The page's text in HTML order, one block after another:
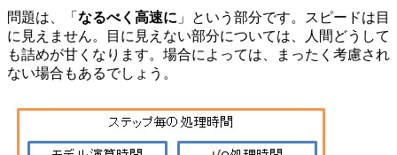
問題は、「 なるべく高速に 」という部分です。スピードは目
に見えません。目に見えない部分については、人間どうして
も詰めが甘くなります。場合によっては、まったく考慮され
ない場合もあるでしょう。